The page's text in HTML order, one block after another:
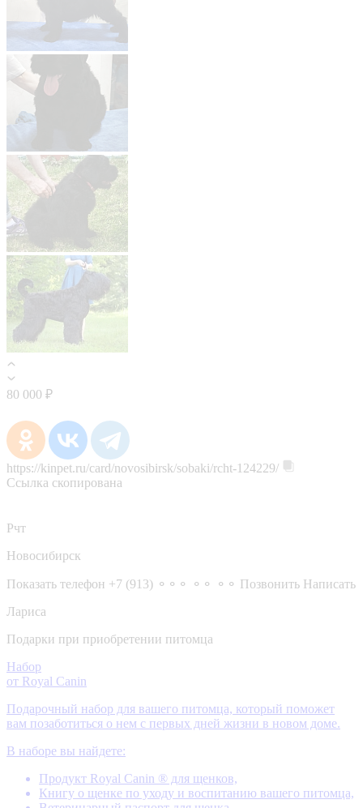
80 000 ₽
https://kinpet.ru/card/novosibirsk/sobaki/rcht-124229/
Ссылка скопирована
Рчт
Новосибирск
Показать телефон +7 (913) ⚬⚬⚬ ⚬⚬ ⚬⚬ Позвонить Написать
Лариса
Подарки при приобретении питомца
Набор
от Royal Canin
Подарочный набор для вашего питомца, который поможет
вам позаботиться о нем с первых дней жизни в новом доме.
В наборе вы найдете:
Продукт Royal Canin ® для щенков,
Книгу о щенке по уходу и воспитанию вашего питомца,